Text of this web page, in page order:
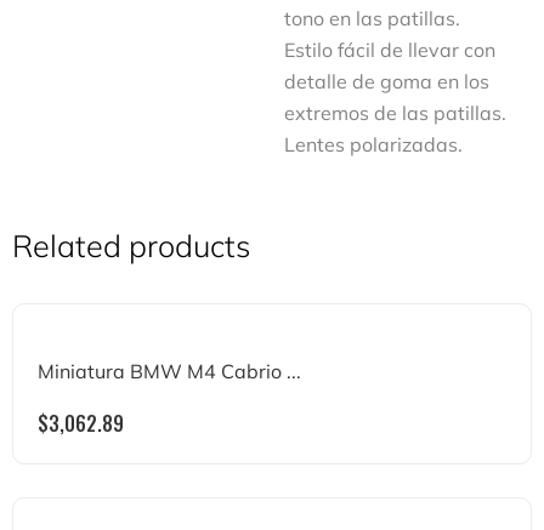
tono en las patillas.
Estilo fácil de llevar con
detalle de goma en los
extremos de las patillas.
Lentes polarizadas.
Related products
Miniatura BMW M4 Cabrio ...
$3,062.89